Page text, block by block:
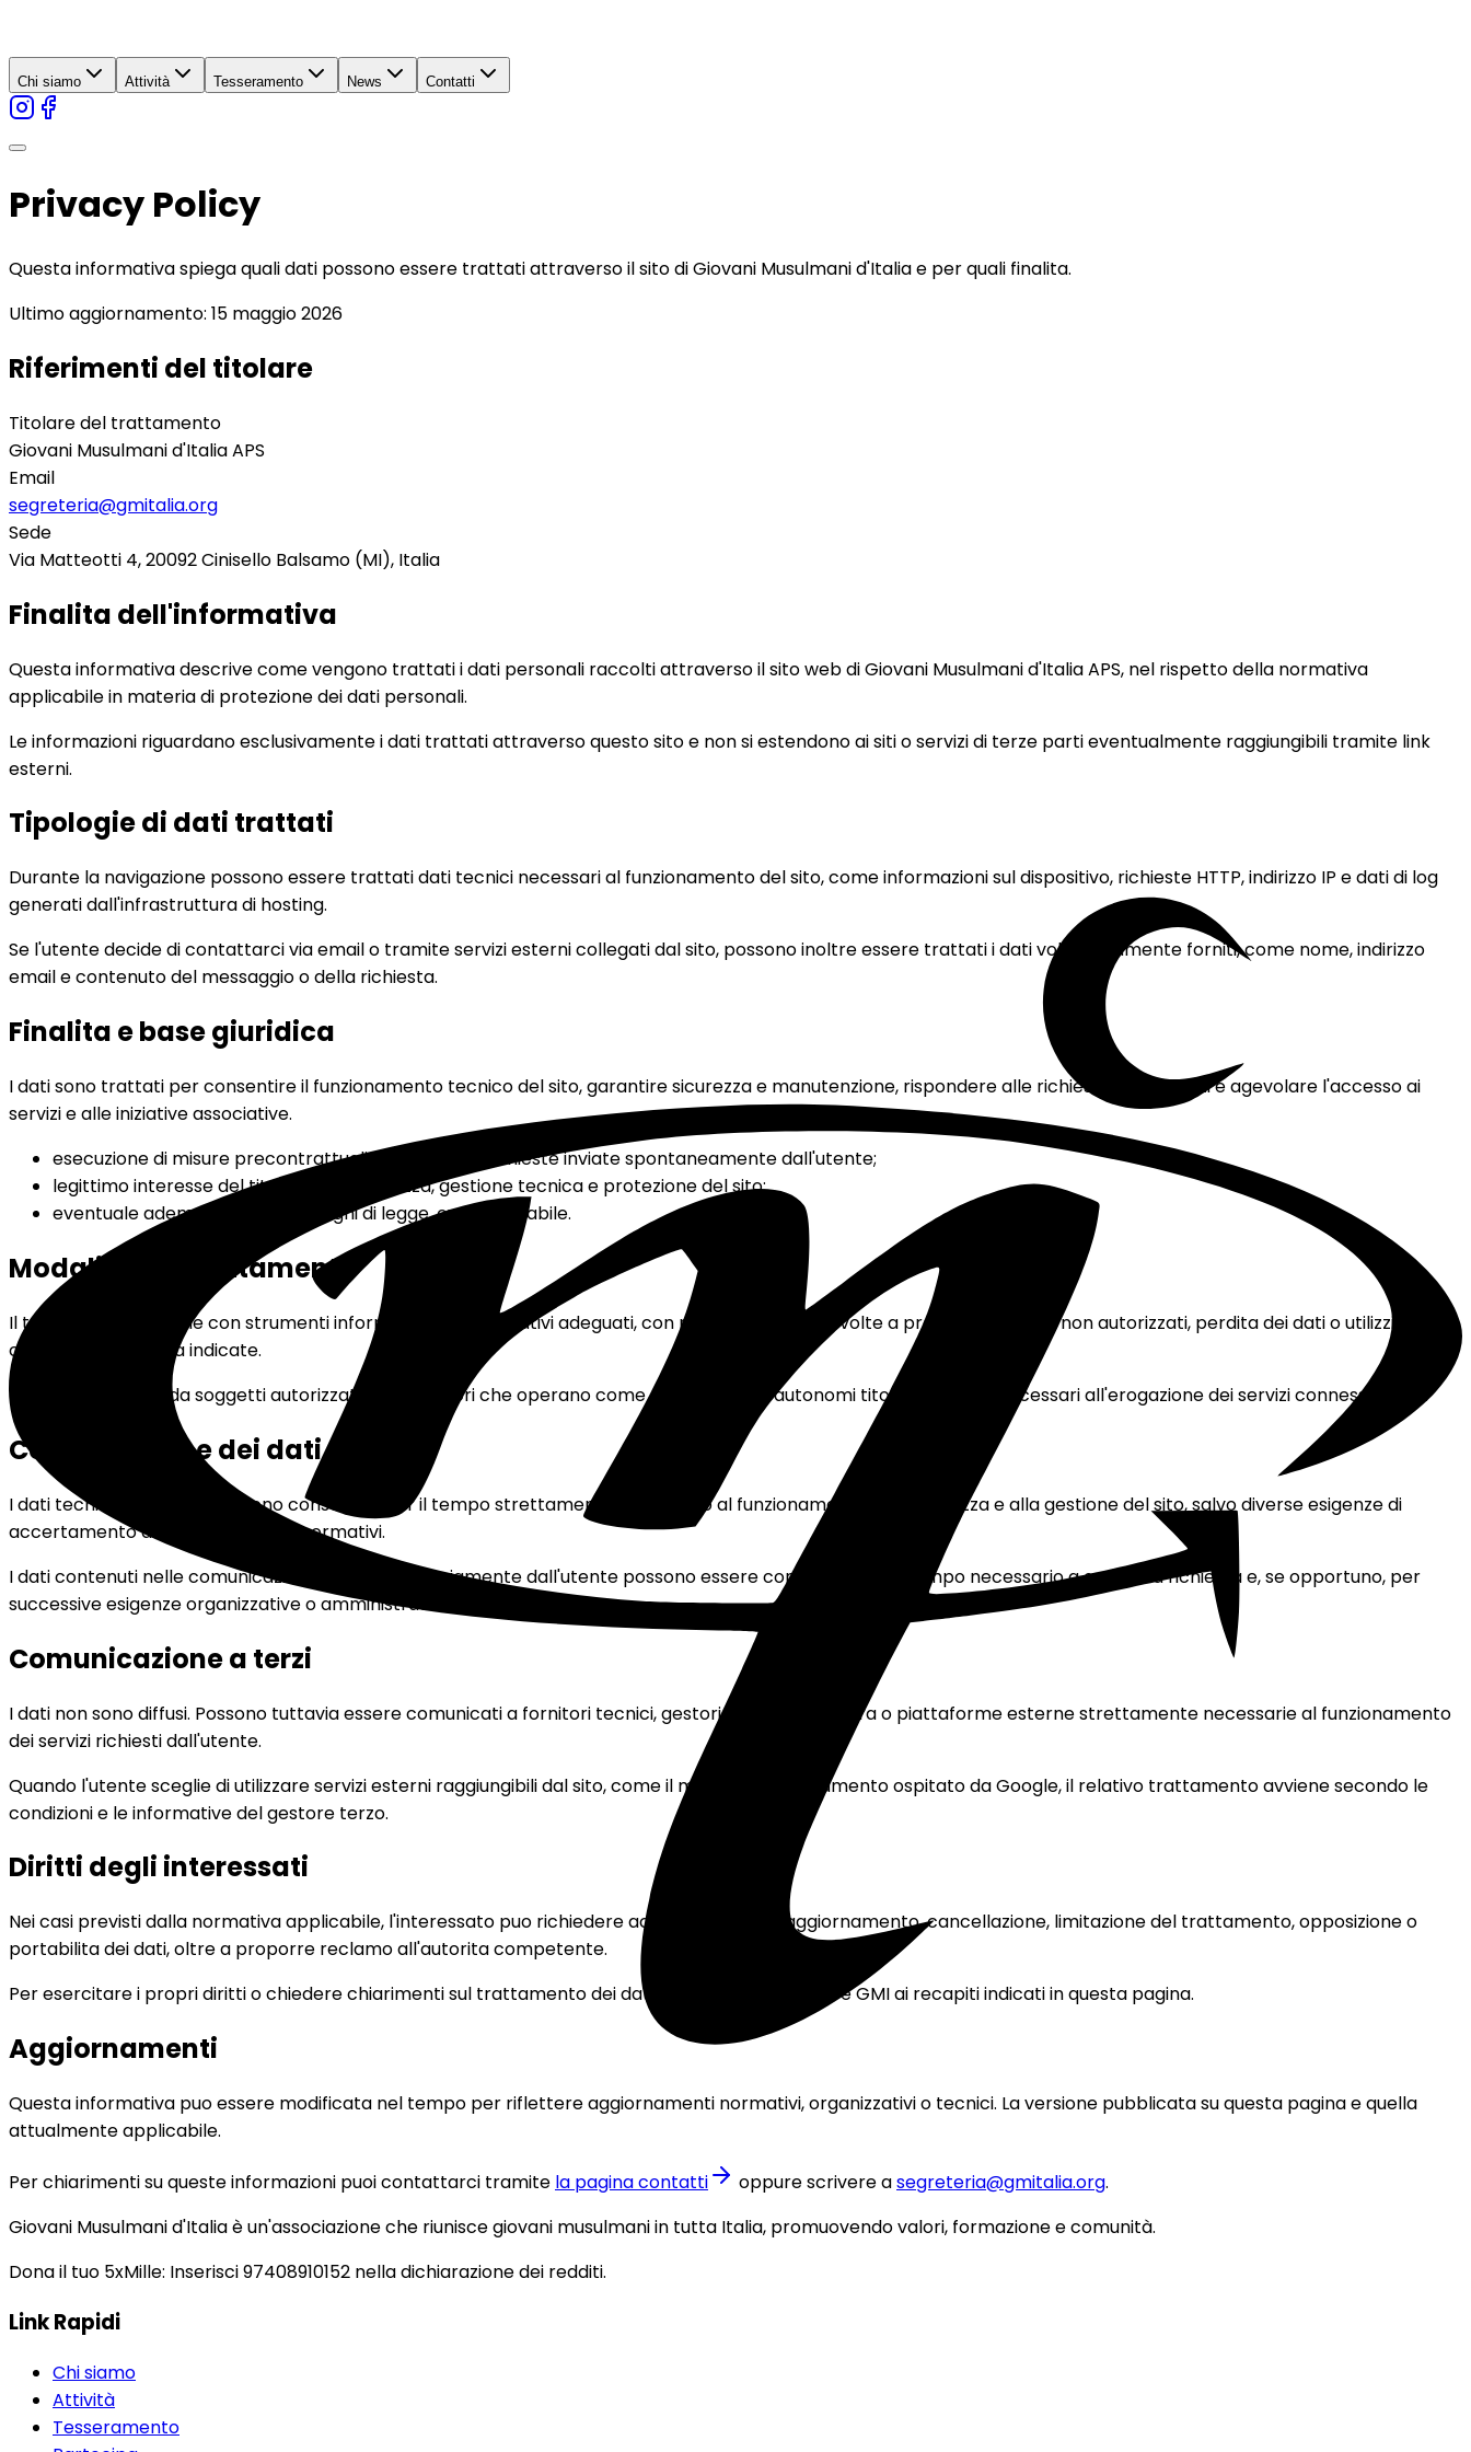
Chi siamo Attività Tesseramento News Contatti
Privacy Policy
Questa informativa spiega quali dati possono essere trattati attraverso il sito di Giovani Musulmani d'Italia e per quali finalita.
Ultimo aggiornamento: 15 maggio 2026
Riferimenti del titolare
Titolare del trattamento
Giovani Musulmani d'Italia APS
Email
segreteria@gmitalia.org
Sede
Via Matteotti 4, 20092 Cinisello Balsamo (MI), Italia
Finalita dell'informativa
Questa informativa descrive come vengono trattati i dati personali raccolti attraverso il sito web di Giovani Musulmani d'Italia APS, nel rispetto della normativa
applicabile in materia di protezione dei dati personali.
Le informazioni riguardano esclusivamente i dati trattati attraverso questo sito e non si estendono ai siti o servizi di terze parti eventualmente raggiungibili tramite link
esterni.
Tipologie di dati trattati
Durante la navigazione possono essere trattati dati tecnici necessari al funzionamento del sito, come informazioni sul dispositivo, richieste HTTP, indirizzo IP e dati di log
generati dall'infrastruttura di hosting.
Se l'utente decide di contattarci via email o tramite servizi esterni collegati dal sito, possono inoltre essere trattati i dati volontariamente forniti, come nome, indirizzo
email e contenuto del messaggio o della richiesta.
Finalita e base giuridica
I dati sono trattati per consentire il funzionamento tecnico del sito, garantire sicurezza e manutenzione, rispondere alle richieste degli utenti e agevolare l'accesso ai
servizi e alle iniziative associative.
esecuzione di misure precontrattuali o gestione di richieste inviate spontaneamente dall'utente;
legittimo interesse del titolare alla sicurezza, gestione tecnica e protezione del sito;
eventuale adempimento di obblighi di legge, ove applicabile.
Modalita del trattamento
Il trattamento avviene con strumenti informatici e organizzativi adeguati, con misure ragionevoli volte a prevenire accessi non autorizzati, perdita dei dati o utilizzi non
conformi alle finalita indicate.
I dati sono trattati da soggetti autorizzati o da fornitori che operano come responsabili o autonomi titolari, nei limiti necessari all'erogazione dei servizi connessi al sito.
Conservazione dei dati
I dati tecnici di navigazione sono conservati per il tempo strettamente necessario al funzionamento, alla sicurezza e alla gestione del sito, salvo diverse esigenze di
accertamento di illeciti o obblighi normativi.
I dati contenuti nelle comunicazioni inviate volontariamente dall'utente possono essere conservati per il tempo necessario a gestire la richiesta e, se opportuno, per
successive esigenze organizzative o amministrative connesse.
Comunicazione a terzi
I dati non sono diffusi. Possono tuttavia essere comunicati a fornitori tecnici, gestori dell'infrastruttura o piattaforme esterne strettamente necessarie al funzionamento
dei servizi richiesti dall'utente.
Quando l'utente sceglie di utilizzare servizi esterni raggiungibili dal sito, come il modulo di tesseramento ospitato da Google, il relativo trattamento avviene secondo le
condizioni e le informative del gestore terzo.
Diritti degli interessati
Nei casi previsti dalla normativa applicabile, l'interessato puo richiedere accesso, rettifica, aggiornamento, cancellazione, limitazione del trattamento, opposizione o
portabilita dei dati, oltre a proporre reclamo all'autorita competente.
Per esercitare i propri diritti o chiedere chiarimenti sul trattamento dei dati, e possibile contattare GMI ai recapiti indicati in questa pagina.
Aggiornamenti
Questa informativa puo essere modificata nel tempo per riflettere aggiornamenti normativi, organizzativi o tecnici. La versione pubblicata su questa pagina e quella
attualmente applicabile.
Per chiarimenti su queste informazioni puoi contattarci tramite la pagina contatti oppure scrivere asegreteria@gmitalia.org.
Giovani Musulmani d'Italia è un'associazione che riunisce giovani musulmani in tutta Italia, promuovendo valori, formazione e comunità.
Dona il tuo 5xMille: Inserisci 97408910152 nella dichiarazione dei redditi.
Link Rapidi
Chi siamo
Attività
Tesseramento